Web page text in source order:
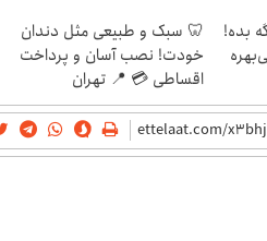
4 ماه دیگه بده!
🦷 سبک و طبیعی مثل دندان
خودت! نصب آسان و پرداخت
اقساطی 💳 📍 تهران